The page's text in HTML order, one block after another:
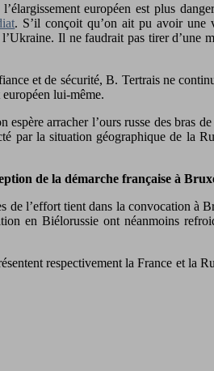
européen est plus
. S’il conçoit qu’on ait pu avoir une
Il ne faudrait pas tirer d’une
et de sécurité, B. Tertrais ne
lui-même.
arracher l’ours russe des bras
par la situation géographique de la
de la démarche française à
de l’effort tient dans la convocation à
en Biélorussie ont néanmoins
respectivement la France et la